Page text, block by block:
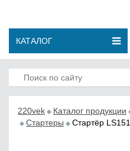
КАТАЛОГ
220vek Каталог продукции
Стартеры
Стартёр